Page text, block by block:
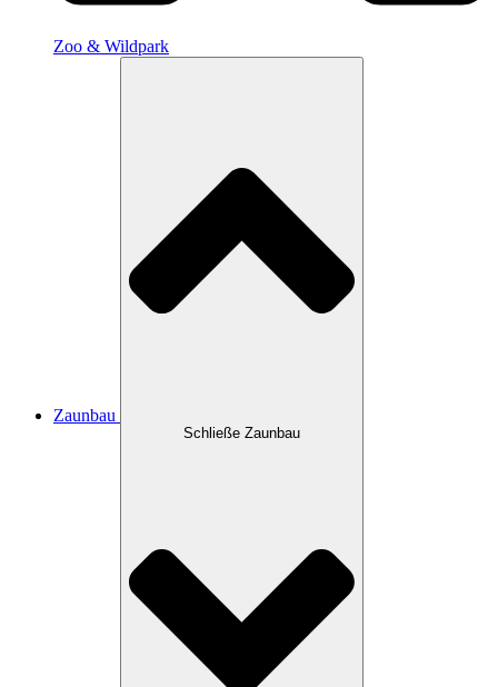
Zoo & Wildpark
Zaunbau
Schließe Zaunbau